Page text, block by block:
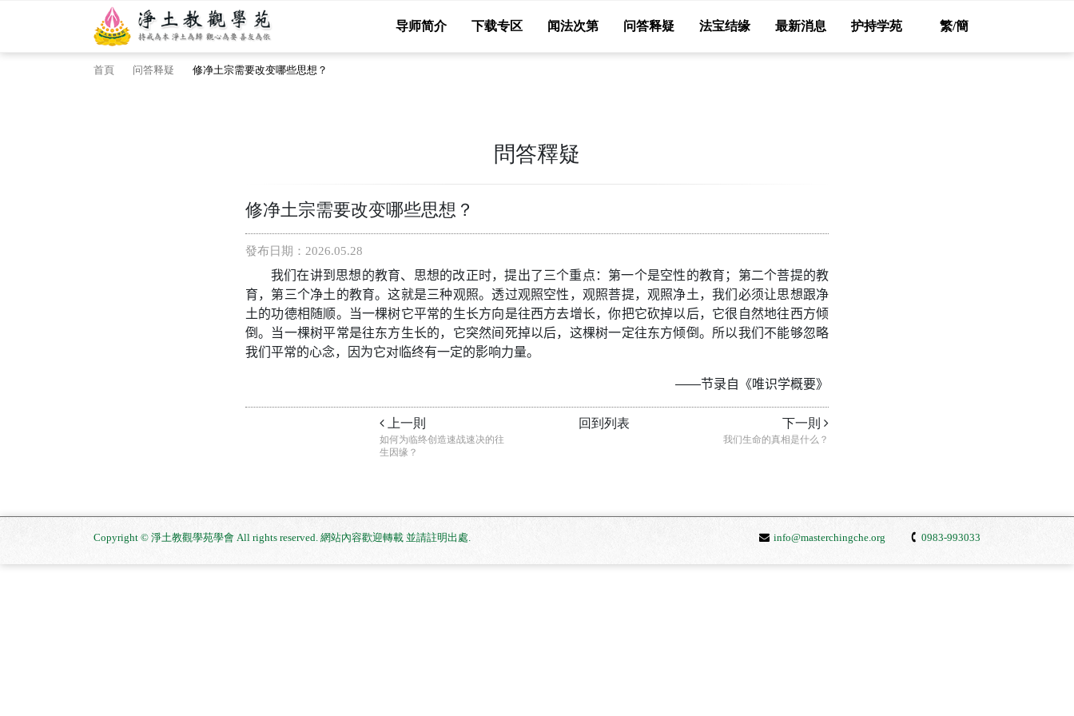
导师简介 下载专区 闻法次第 问答释疑 法宝结缘 最新消息 护持学苑 繁/簡
首頁 问答释疑 修净土宗需要改变哪些思想？
問答釋疑
修净土宗需要改变哪些思想？
發布日期：2026.05.28
我们在讲到思想的教育、思想的改正时，提出了三个重点：第一个是空性的教育；第二个菩提的教
育，第三个净土的教育。这就是三种观照。透过观照空性，观照菩提，观照净土，我们必须让思想跟净
土的功德相随顺。当一棵树它平常的生长方向是往西方去增长，你把它砍掉以后，它很自然地往西方倾
倒。当一棵树平常是往东方生长的，它突然间死掉以后，这棵树一定往东方倾倒。所以我们不能够忽略
我们平常的心念，因为它对临终有一定的影响力量。
——节录自《唯识学概要》
上一則
如何为临终创造速战速决的往
生因缘？
回到列表 下一則
我们生命的真相是什么？
Copyright © 淨土教觀學苑學會 All rights reserved. 網站內容歡迎轉載 並請註明出處. info@masterchingche.org 0983-993033